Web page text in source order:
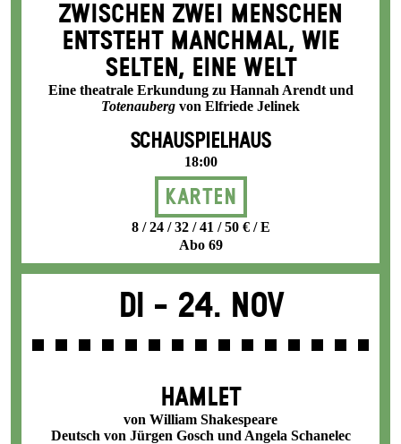
ZWISCHEN ZWEI MENSCHEN
ENT­STEHT MANCH­MAL, WIE
SELTEN, EINE WELT
Eine theatrale Erkundung zu Hannah Arendt und
Totenauberg von Elfriede Jelinek
SCHAUSPIELHAUS
18:00
Karten
8 / 24 / 32 / 41 / 50 € / E
Abo 69
Di - 24. Nov
HAMLET
von William Shakespeare
Deutsch von Jürgen Gosch und Angela Schanelec